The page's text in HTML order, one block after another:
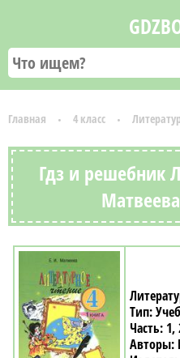
Главная 4 класс
Гдз и решебник
1,